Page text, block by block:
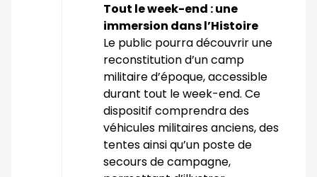
Tout le week-end : une
immersion dans l’Histoire
Le public pourra découvrir une
reconstitution d’un camp
militaire d’époque, accessible
durant tout le week-end. Ce
dispositif comprendra des
véhicules militaires anciens, des
tentes ainsi qu’un poste de
secours de campagne,